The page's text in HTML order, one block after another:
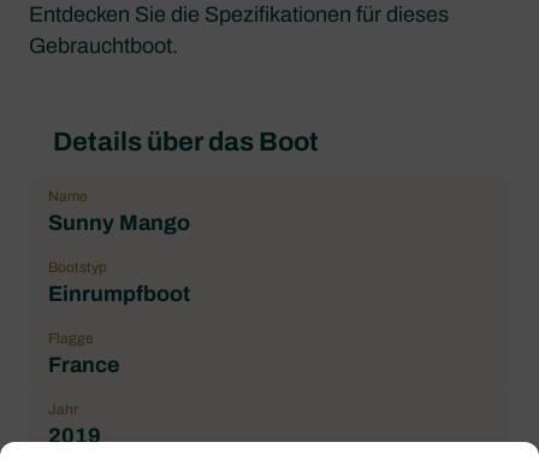
Entdecken Sie die Spezifikationen für dieses
Gebrauchtboot.
Details über das Boot
Name
Sunny Mango
Bootstyp
Einrumpfboot
Flagge
France
Jahr
2019